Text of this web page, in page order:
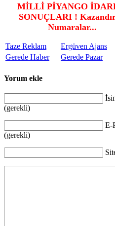
MİLLİ PİYANGO
SONUÇLARI !
Numaralar...
Taze Reklam Ergüven Ajans
Gerede Haber
Gerede Pazar
Yorum ekle
(gerekli)
E-
(gerekli)